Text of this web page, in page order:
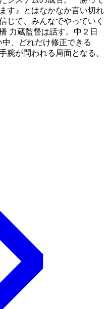
す』とはなかなか言い切れ
じて、みんなでやっていく
力蔵監督は話す。中２日
、どれだけ修正できる
腕が問われる局面となる。